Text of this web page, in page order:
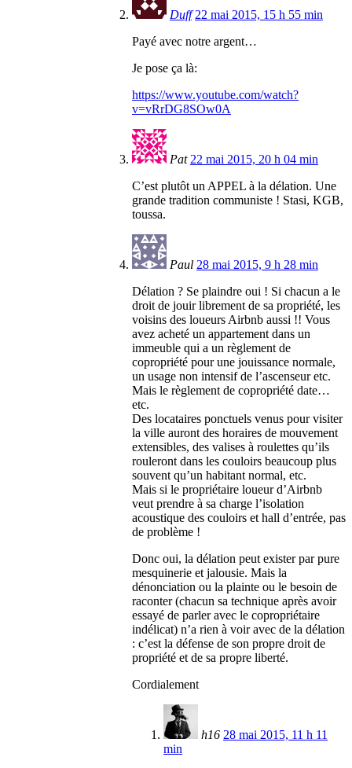
Duff 22 mai 2015, 15 h 55 min
Payé avec notre argent…
Je pose ça là:
https://www.youtube.com/watch?
v=vRrDG8SOw0A
Pat 22 mai 2015, 20 h 04 min
C’est plutôt un APPEL à la délation. Une
grande tradition communiste ! Stasi, KGB,
toussa.
Paul 28 mai 2015, 9 h 28 min
Délation ? Se plaindre oui ! Si chacun a le
droit de jouir librement de sa propriété, les
voisins des loueurs Airbnb aussi !! Vous
avez acheté un appartement dans un
immeuble qui a un règlement de
copropriété pour une jouissance normale,
un usage non intensif de l’ascenseur etc.
Mais le règlement de copropriété date…
etc.
Des locataires ponctuels venus pour visiter
la ville auront des horaires de mouvement
extensibles, des valises à roulettes qu’ils
rouleront dans les couloirs beaucoup plus
souvent qu’un habitant normal, etc.
Mais si le propriétaire loueur d’Airbnb
veut prendre à sa charge l’isolation
acoustique des couloirs et hall d’entrée, pas
de problème !
Donc oui, la délation peut exister par pure
mesquinerie et jalousie. Mais la
dénonciation ou la plainte ou le besoin de
raconter (chacun sa technique après avoir
essayé de parler avec le copropriétaire
indélicat) n’a rien à voir avec de la délation
: c’est la défense de son propre droit de
propriété et de sa propre liberté.
Cordialement
h16 28 mai 2015, 11 h 11
min